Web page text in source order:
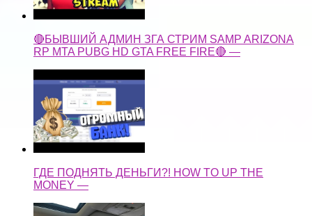
🔴БЫВШИЙ АДМИН ЗГА СТРИМ SAMP ARIZONA
RP MTA PUBG HD GTA FREE FIRE🔴 —
ГДЕ ПОДНЯТЬ ДЕНЬГИ?! HOW TO UP THE
MONEY —